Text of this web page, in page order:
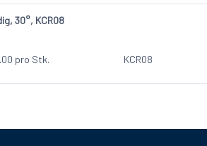
30°, KCR08
pro Stk. KCR08